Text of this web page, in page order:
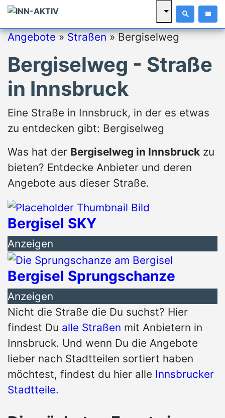
Angebote»Straßen»Bergiselweg
Bergiselweg - Straße
in Innsbruck
Eine Straße in Innsbruck, in der es etwas
zu entdecken gibt: Bergiselweg
Was hat der Bergiselweg in Innsbruck zu
bieten? Entdecke Anbieter und deren
Angebote aus dieser Straße.
Bergisel SKY
Anzeigen
Bergisel Sprungschanze
Anzeigen
Nicht die Straße die Du suchst? Hier
findest Du alle Straßen mit Anbietern in
Innsbruck. Und wenn Du die Angebote
lieber nach Stadtteilen sortiert haben
möchtest, findest du hier alle Innsbrucker
Stadtteile.